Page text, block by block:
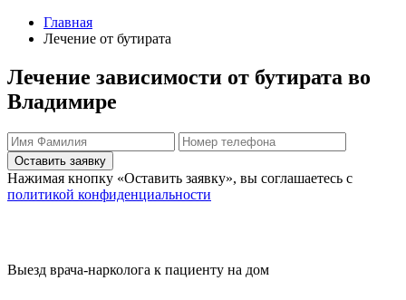
Главная
Лечение от бутирата
Лечение зависимости от бутирата во
Владимире
Оставить заявку
Нажимая кнопку «Оставить заявку», вы соглашаетесь с
политикой конфиденциальности
Выезд врача-нарколога к пациенту на дом